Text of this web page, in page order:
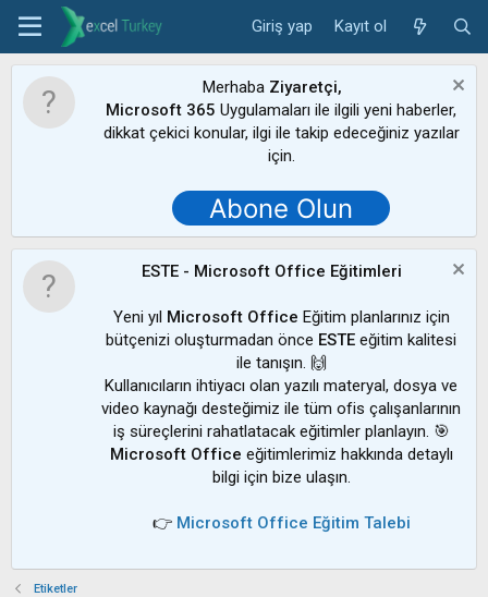
Giriş yap Kayıt ol
Merhaba Ziyaretçi,
Microsoft 365 Uygulamaları ile ilgili yeni haberler,
dikkat çekici konular, ilgi ile takip edeceğiniz yazılar
için.
Abone Olun
ESTE - Microsoft Office Eğitimleri
Yeni yıl Microsoft Office Eğitim planlarınız için
bütçenizi oluşturmadan önce ESTE eğitim kalitesi
ile tanışın. 🙌
Kullanıcıların ihtiyacı olan yazılı materyal, dosya ve
video kaynağı desteğimiz ile tüm ofis çalışanlarının
iş süreçlerini rahatlatacak eğitimler planlayın. 🎯
Microsoft Office eğitimlerimiz hakkında detaylı
bilgi için bize ulaşın.
👉 Microsoft Office Eğitim Talebi
Etiketler